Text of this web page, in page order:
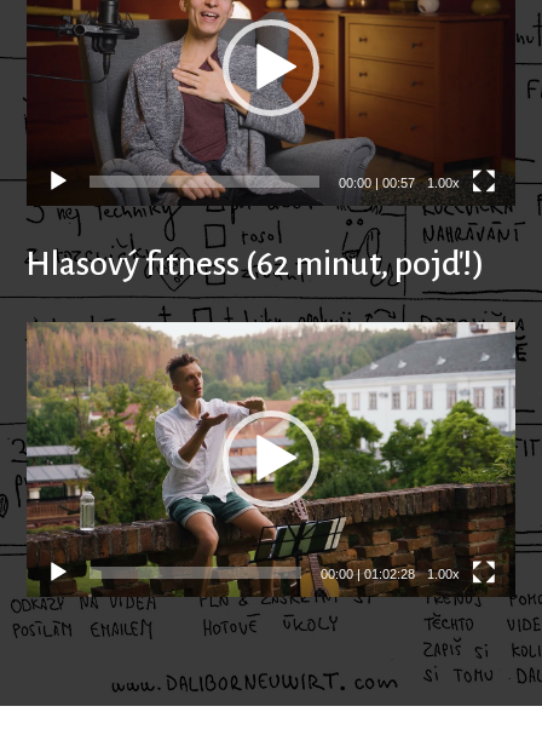
00:00| 00:57 1.00x
Hlasový fitness (62 minut, pojď!)
Video
přehrávač
00:00|01:02:28 1.00x